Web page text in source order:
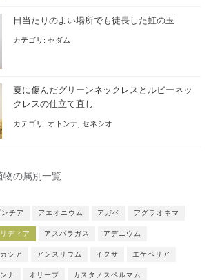
日当たりのよい場所でも徒長した虹の玉
カテゴリ: セダム
夏に傷んだグリーンネックレスとルビーネッ
クレスの仕立て直し
カテゴリ: オトンナ セネシオ
物の属別一覧
チア アエオニウム アガベ アグラオネマ
ディア アスパラガス アデニウム
シア アンスリウム イグサ エケベリア
ナ オリーブ カスタノスペルマム